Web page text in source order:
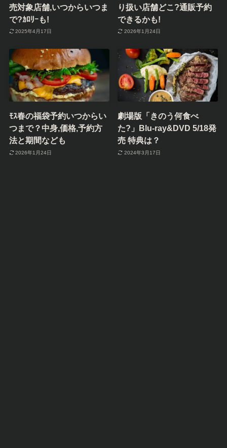
売対象店舗,いつからいつま
で?ｶﾛﾘｰも!
2025年4月17日
り扱い店舗どこ?通販予約
できるかも!
2026年1月24日
ﾓｽ春の福袋予約いつからい
つまで？中身,価格,予約方
法と期間なども
2026年1月24日
劇場版「きのう何食べ
た?」Blu-ray&DVD 5/18発
売 特典は？
2024年3月17日